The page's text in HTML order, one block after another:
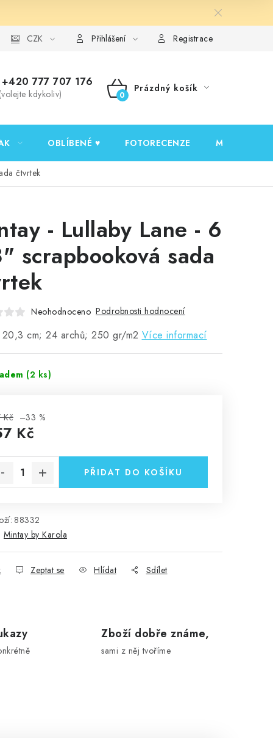
ochrany osobních údajů Ověřování recenzí
CZK Přihlášení Registrace
+420 777 707 176
(volejte kdykoliv)
NÁKUPNÍ
Prázdný košík
OBLÍBENÉ ♥️ FOTORECENZE MOJE
čtvrtek
- Lullaby Lane - 6
scrapbooková sada
Neohodnoceno Podrobnosti hodnocení
cm; 24 archů; 250 gr/m2 Více informací
(2 ks)
Kč –33 %
Kč
PŘIDAT DO KOŠÍKU
88332
Mintay by Karola
Zeptat se Hlídat Sdílet
Zboží dobře známe,
sami z něj tvoříme